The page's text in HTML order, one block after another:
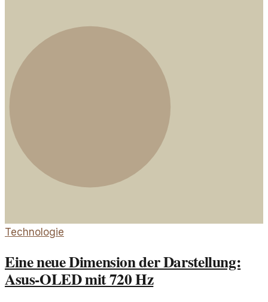
Technologie
Eine neue Dimension der Darstellung:
Asus-OLED mit 720 Hz